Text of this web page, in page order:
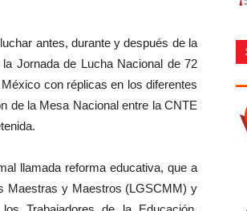
antes, durante y después de la
Jornada de Lucha Nacional de 72
con réplicas en los diferentes
de la Mesa Nacional entre la CNTE
llamada reforma educativa, que a
Maestras y Maestros (LGSCMM) y